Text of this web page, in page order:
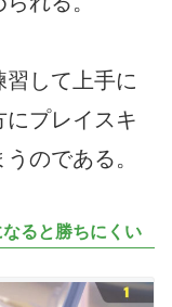
して上手に
プレイスキ
のである。
ると勝ちにくい